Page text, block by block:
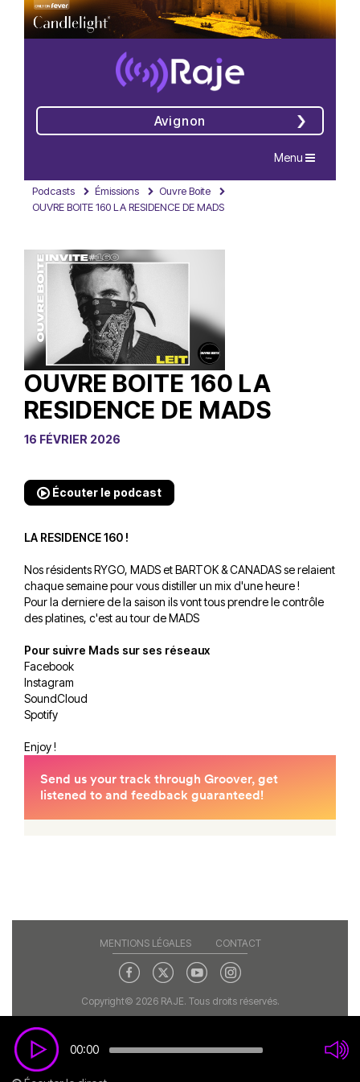
Avignon
Navigation
Menu
Podcasts Émissions
Ouvre Boite
OUVRE BOITE 160 LA RESIDENCE DE MADS
OUVRE BOITE 160 LA
RESIDENCE DE MADS
16 FÉVRIER 2026
Écouter le podcast
LA RESIDENCE 160 !
Nos résidents RYGO, MADS et BARTOK & CANADAS se relaient
chaque semaine pour vous distiller un mix d'une heure !
Pour la derniere de la saison ils vont tous prendre le contrôle
des platines, c'est au tour de MADS
Pour suivre Mads sur ses réseaux
Facebook
Instagram
SoundCloud
Spotify
Enjoy !
00:00
MENTIONS LÉGALES CONTACT
Copyright© 2026 RAJE. Tous droits réservés.